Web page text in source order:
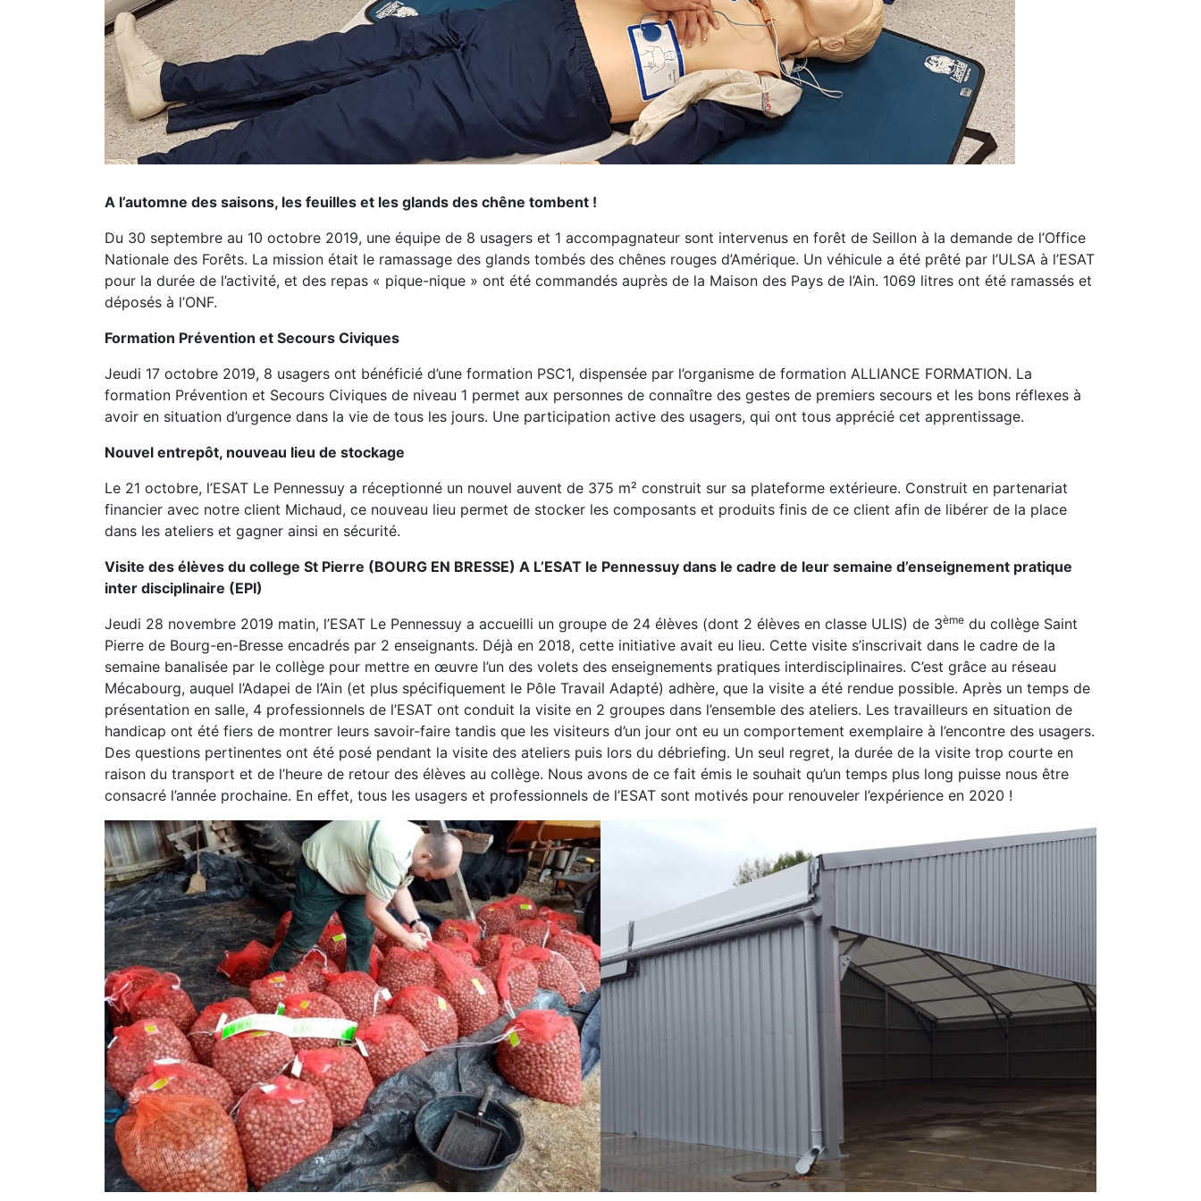
A l’automne des saisons, les feuilles et les glands des chêne tombent !
Du 30 septembre au 10 octobre 2019, une équipe de 8 usagers et 1 accompagnateur sont intervenus en forêt de Seillon à la demande de l’Office
Nationale des Forêts. La mission était le ramassage des glands tombés des chênes rouges d’Amérique. Un véhicule a été prêté par l’ULSA à l’ESAT
pour la durée de l’activité, et des repas « pique-nique » ont été commandés auprès de la Maison des Pays de l’Ain. 1069 litres ont été ramassés et
déposés à l’ONF.
Formation Prévention et Secours Civiques
Jeudi 17 octobre 2019, 8 usagers ont bénéficié d’une formation PSC1, dispensée par l’organisme de formation ALLIANCE FORMATION. La
formation Prévention et Secours Civiques de niveau 1 permet aux personnes de connaître des gestes de premiers secours et les bons réflexes à
avoir en situation d’urgence dans la vie de tous les jours. Une participation active des usagers, qui ont tous apprécié cet apprentissage.
Nouvel entrepôt, nouveau lieu de stockage
Le 21 octobre, l’ESAT Le Pennessuy a réceptionné un nouvel auvent de 375 m² construit sur sa plateforme extérieure. Construit en partenariat
financier avec notre client Michaud, ce nouveau lieu permet de stocker les composants et produits finis de ce client afin de libérer de la place
dans les ateliers et gagner ainsi en sécurité.
Visite des élèves du college St Pierre (BOURG EN BRESSE) A L’ESAT le Pennessuy dans le cadre de leur semaine d’enseignement pratique
inter disciplinaire (EPI)
Jeudi 28 novembre 2019 matin, l’ESAT Le Pennessuy a accueilli un groupe de 24 élèves (dont 2 élèves en classe ULIS) de 3ème du collège Saint
Pierre de Bourg-en-Bresse encadrés par 2 enseignants. Déjà en 2018, cette initiative avait eu lieu. Cette visite s’inscrivait dans le cadre de la
semaine banalisée par le collège pour mettre en œuvre l’un des volets des enseignements pratiques interdisciplinaires. C’est grâce au réseau
Mécabourg, auquel l’Adapei de l’Ain (et plus spécifiquement le Pôle Travail Adapté) adhère, que la visite a été rendue possible. Après un temps de
présentation en salle, 4 professionnels de l’ESAT ont conduit la visite en 2 groupes dans l’ensemble des ateliers. Les travailleurs en situation de
handicap ont été fiers de montrer leurs savoir-faire tandis que les visiteurs d’un jour ont eu un comportement exemplaire à l’encontre des usagers.
Des questions pertinentes ont été posé pendant la visite des ateliers puis lors du débriefing. Un seul regret, la durée de la visite trop courte en
raison du transport et de l’heure de retour des élèves au collège. Nous avons de ce fait émis le souhait qu’un temps plus long puisse nous être
consacré l’année prochaine. En effet, tous les usagers et professionnels de l’ESAT sont motivés pour renouveler l’expérience en 2020 !